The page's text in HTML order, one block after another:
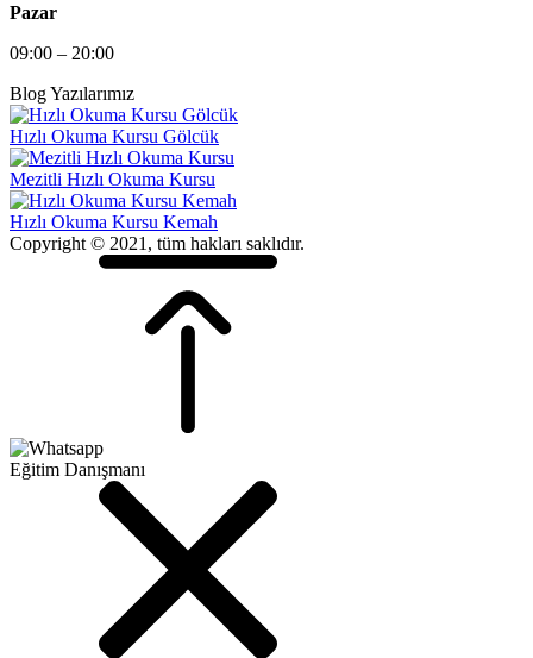
Pazar
09:00 – 20:00
Blog Yazılarımız
Hızlı Okuma Kursu Gölcük
Mezitli Hızlı Okuma Kursu
Hızlı Okuma Kursu Kemah
Copyright © 2021, tüm hakları saklıdır.
Eğitim Danışmanı